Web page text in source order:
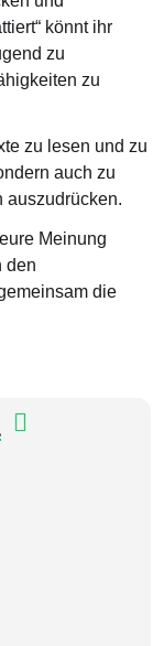
könnt ihr
zu
zu
zu lesen und zu
auch zu
auszudrücken.
Meinung
den
die